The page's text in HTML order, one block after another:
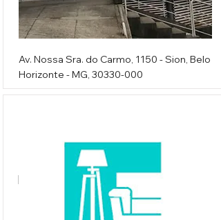
​Av. Nossa Sra. do Carmo, 1150 - Sion, Belo
Horizonte - MG, 30330-000
Loja Decoração